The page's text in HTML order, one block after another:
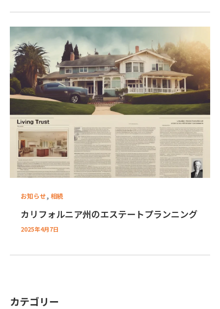
お知らせ, 相続
カリフォルニア州のエステートプランニング
2025年4月7日
カテゴリー